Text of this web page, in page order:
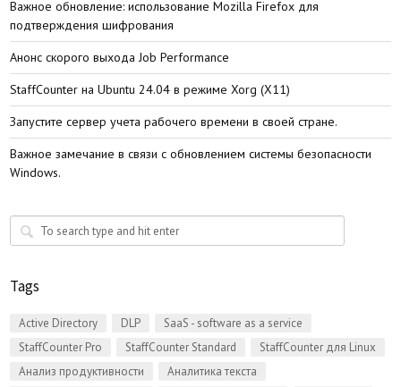
Важное обновление: использование Mozilla Firefox для
подтверждения шифрования
Анонс скорого выхода Job Performance
StaffСounter на Ubuntu 24.04 в режиме Xorg (X11)
Запустите сервер учета рабочего времени в своей стране.
Важное замечание в связи с обновлением системы безопасности
Windows.
Tags
Active Directory DLP
SaaS - software as a service
StaffCounter Pro
StaffCounter Standard
StaffCounter для Linux
Анализ продуктивности
Аналитика текста